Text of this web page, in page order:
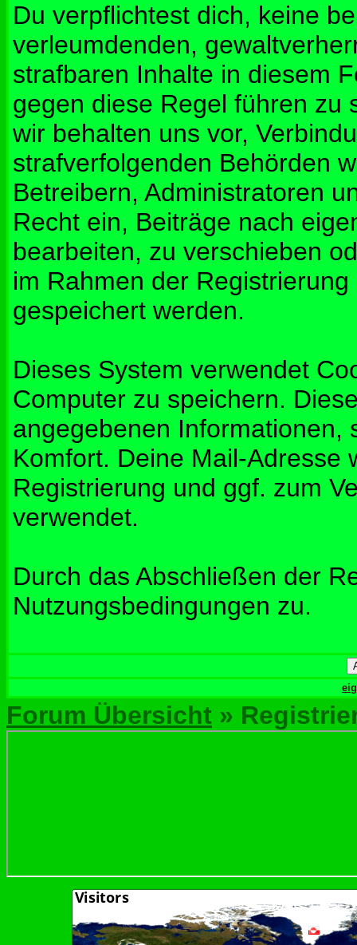
Du verpflichtest dich, keine
verleumdenden,
strafbaren Inhalte in diesem
gegen diese Regel führen zu
wir behalten uns vor,
strafverfolgenden Behörden
Betreibern, Administratoren
Recht ein, Beiträge nach
bearbeiten, zu verschieben
im Rahmen der
gespeichert werden.
Dieses System verwendet
Computer zu speichern.
angegebenen Informationen,
Komfort. Deine Mail-Adresse
Registrierung und ggf. zum
verwendet.
Durch das Abschließen der
Nutzungsbedingungen zu.
Forum Übersicht »